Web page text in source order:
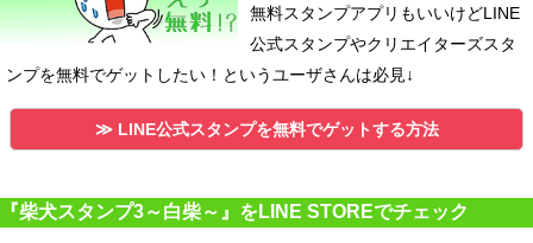
無料スタンプアプリもいいけどLINE
公式スタンプやクリエイターズスタ
ンプを無料でゲットしたい！というユーザさんは必見↓
≫ LINE公式スタンプを無料でゲットする方法
『柴犬スタンプ3～白柴～』をLINE STOREでチェック